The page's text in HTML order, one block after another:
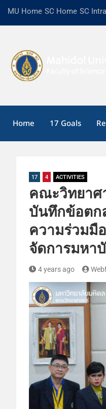
MU Home SC Home SC
Home 17 Goals
17 4 ACTIVITIES
คณะวิทยาศ
บันทึกข้อตก
ความร่วมมื
จัดการมห
4 years ago